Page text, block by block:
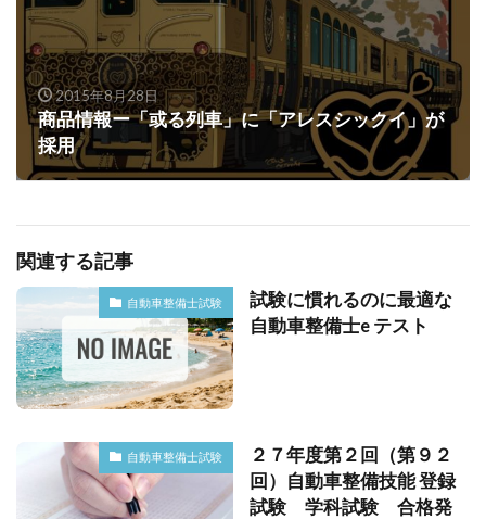
2015年8月28日
商品情報ー「或る列車」に「アレスシックイ」が
採用
関連する記事
自動車整備士試験
試験に慣れるのに最適な
自動車整備士e テスト
自動車整備士試験
２７年度第２回（第９２
回）自動車整備技能 登録
試験 学科試験 合格発